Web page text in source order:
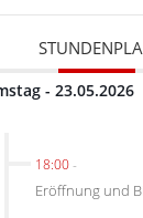
- 23.05.2026
18:00-
Eröffnung und